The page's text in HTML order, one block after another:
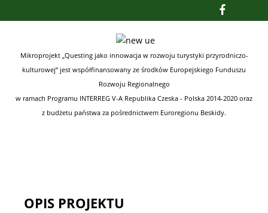
Mikroprojekt „Questing jako innowacja w rozwoju turystyki przyrodniczo-
kulturowej“ jest współfinansowany ze środków Europejskiego Funduszu
Rozwoju Regionalnego
w ramach Programu INTERREG V-A Republika Czeska - Polska 2014-2020 oraz
z budżetu państwa za pośrednictwem Euroregionu Beskidy.
OPIS PROJEKTU